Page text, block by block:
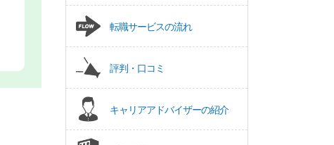
転職サービスの流れ
評判・口コミ
キャリアアドバイザーの紹介